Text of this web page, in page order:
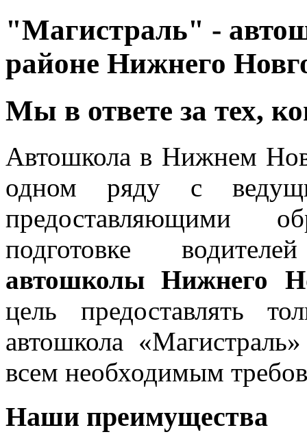
"Магистраль" -
районе Нижнего
Мы в ответе за тех,
Автошкола в Нижнем
одном ряду с
предоставляющими
подготовке водителей
автошколы Нижнего
цель предоставлять
автошкола
всем необходимым
Наши преимущества